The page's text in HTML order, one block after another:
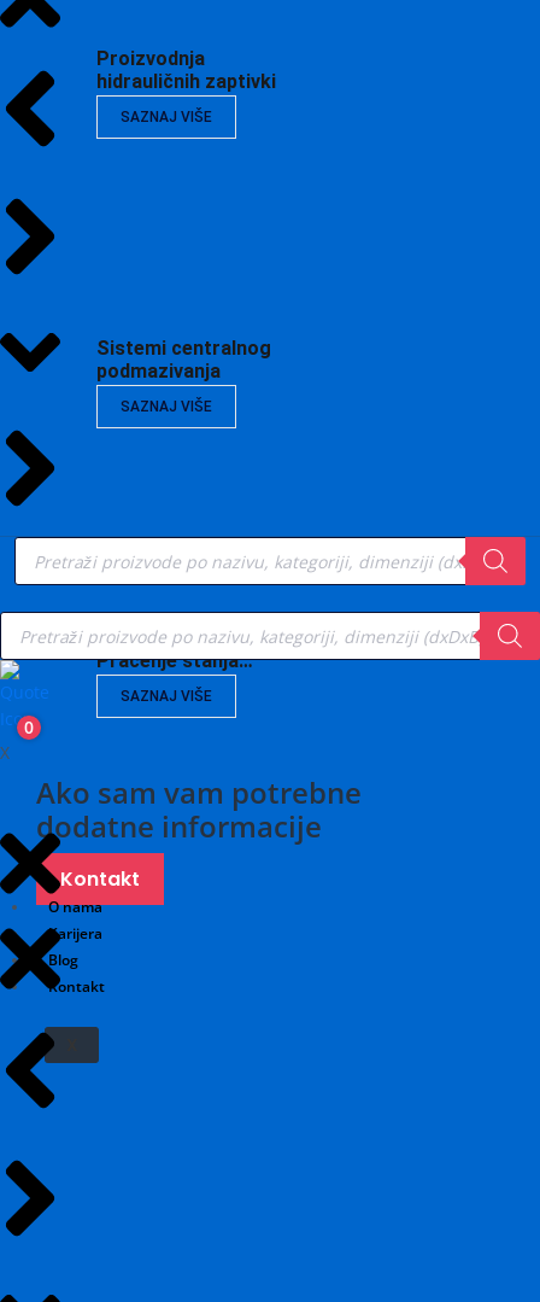
Proizvodnja
hidrauličnih zaptivki
SAZNAJ VIŠE
Sistemi centralnog
podmazivanja
SAZNAJ VIŠE
Vibrodijagnostika,
Praćenje stanja…
SAZNAJ VIŠE
Ako sam vam potrebne
dodatne informacije
Kontakt
O nama
Karijera
Blog
Kontakt
Products
search
Products
search
0
X